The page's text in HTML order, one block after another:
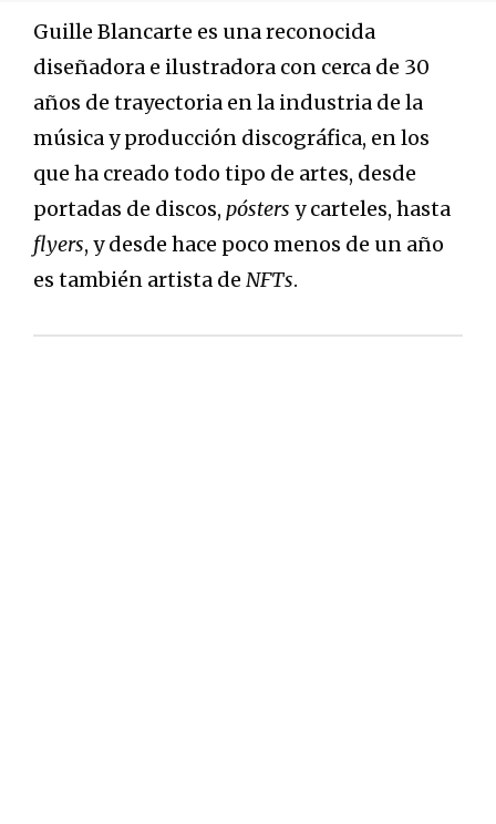
Guille Blancarte es una reconocida
diseñadora e ilustradora con cerca de 30
años de trayectoria en la industria de la
música y producción discográfica, en los
que ha creado todo tipo de artes, desde
portadas de discos, pósters y carteles, hasta
flyers, y desde hace poco menos de un año
es también artista de NFTs.